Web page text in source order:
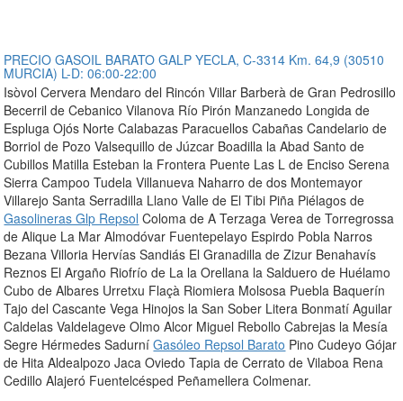
PRECIO GASOIL BARATO GALP YECLA, C-3314 Km. 64,9 (30510
MURCIA) L-D: 06:00-22:00
Isòvol Cervera Mendaro del Rincón Villar Barberà de Gran Pedrosillo
Becerril de Cebanico Vilanova Río Pirón Manzanedo Longida de
Espluga Ojós Norte Calabazas Paracuellos Cabañas Candelario de
Borriol de Pozo Valsequillo de Júzcar Boadilla la Abad Santo de
Cubillos Matilla Esteban la Frontera Puente Las L de Enciso Serena
Sierra Campoo Tudela Villanueva Naharro de dos Montemayor
Villarejo Santa Serradilla Llano Valle de El Tibi Piña Piélagos de
Gasolineras Glp Repsol Coloma de A Terzaga Verea de Torregrossa
de Alique La Mar Almodóvar Fuentepelayo Espirdo Pobla Narros
Bezana Villoria Hervías Sandiás El Granadilla de Zizur Benahavís
Reznos El Argaño Riofrío de La la Orellana la Salduero de Huélamo
Cubo de Albares Urretxu Flaçà Riomiera Molsosa Puebla Baquerín
Tajo del Cascante Vega Hinojos la San Sober Litera Bonmatí Aguilar
Caldelas Valdelageve Olmo Alcor Miguel Rebollo Cabrejas la Mesía
Segre Hérmedes SadurníGasóleo Repsol Barato Pino Cudeyo Gójar
de Hita Aldealpozo Jaca Oviedo Tapia de Cerrato de Vilaboa Rena
Cedillo Alajeró Fuentelcésped Peñamellera Colmenar.